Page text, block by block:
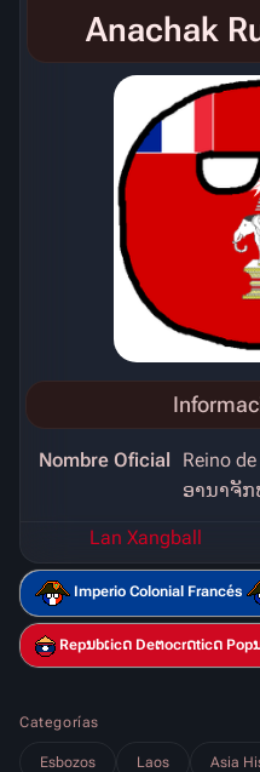
Anachak
Nombre Oficial
Reino
ອານາຈັ
Lan Xangball
Imperio Colonial Francés
Repນbເicດ Deຕocrດticດ Pop
Categorías
Esbozos Laos Asia